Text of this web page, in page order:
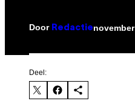
Door Redactie
Deel: